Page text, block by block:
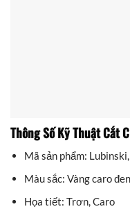
Thông Số Kỹ Thuật Cắt
Mã sản phẩm:
Màu sắc: Vàng caro đen
Họa tiết: Trơn, Caro